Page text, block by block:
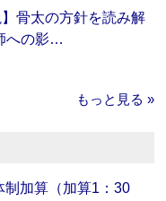
骨太の方針を読み解
への影…
もっと見る »
制加算（加算1：30